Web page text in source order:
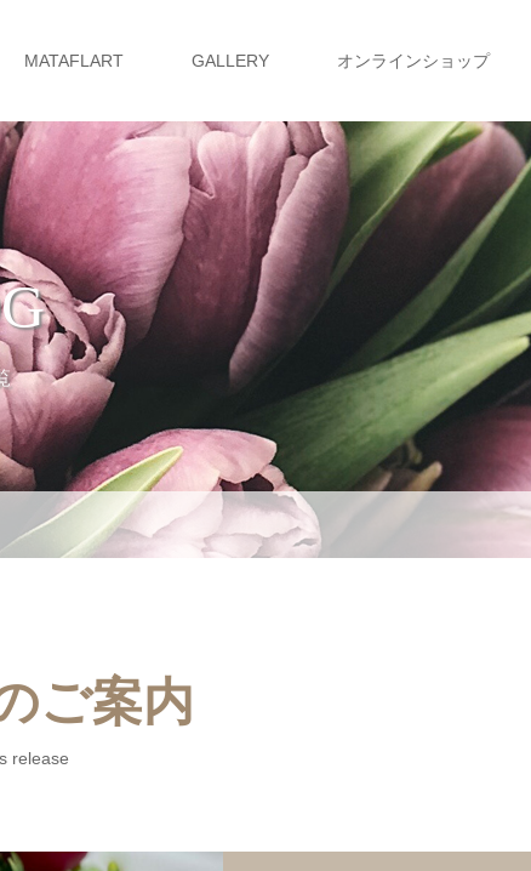
MATAFLART GALLERY オンラインショップ
ご案内
release